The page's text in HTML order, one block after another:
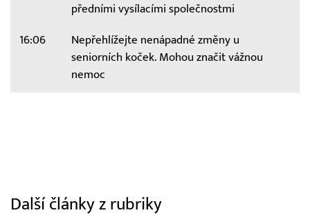
předními vysílacími společnostmi
16:06
Nepřehlížejte nenápadné změny u
seniorních koček. Mohou značit vážnou
nemoc
Další články z rubriky